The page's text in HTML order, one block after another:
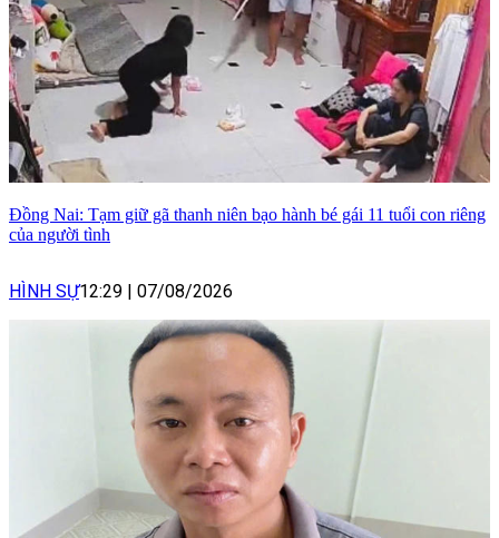
Đồng Nai: Tạm giữ gã thanh niên bạo hành bé gái 11 tuổi con riêng
của người tình
HÌNH SỰ12:29 | 07/08/2026